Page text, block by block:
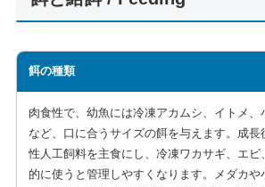
餌の種類
肉食性で、幼魚には冷凍アカムシ、イトメ
など、口に合うサイズの餌を与えます。成
性人工飼料を主食にし、冷凍ワカサギ、エビ
的に使うと管理しやすくなります。メダカや